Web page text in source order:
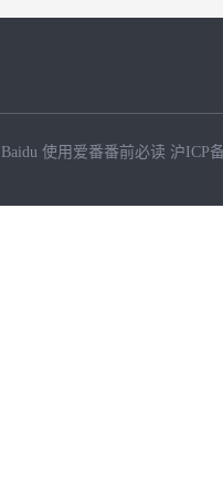
使用爱番番前必读 沪ICP